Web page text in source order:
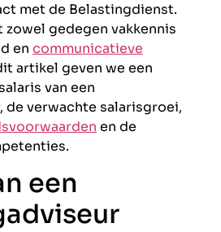
met de Belastingdienst.
gedegen vakkennis
en communicatieve
artikel geven we een
van een
de verwachte salarisgroei,
en de
een